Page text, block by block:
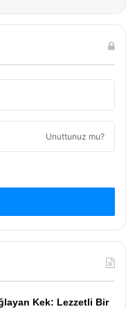
Unuttunuz mu?
Kek: Lezzetli Bir